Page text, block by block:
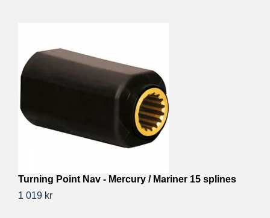
Turning Point Nav - Mercury / Mariner 15 splines
1 019 kr